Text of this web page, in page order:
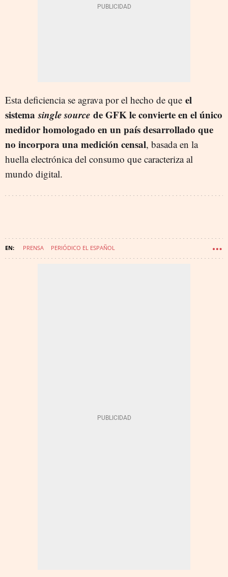
Esta deficiencia se agrava por el hecho de que el
sistema single source de GFK le convierte en el único
medidor homologado en un país desarrollado que
no incorpora una medición censal, basada en la
huella electrónica del consumo que caracteriza al
mundo digital.
PRENSA PERIÓDICO EL ESPAÑOL